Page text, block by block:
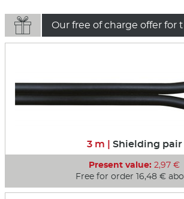
 Our free of charge offer for
3 m | Shielding pair
Present value: 2,97 €
Free for order 16,48 €